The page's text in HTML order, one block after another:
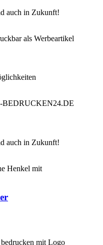
auch in Zukunft!
auch in Zukunft!